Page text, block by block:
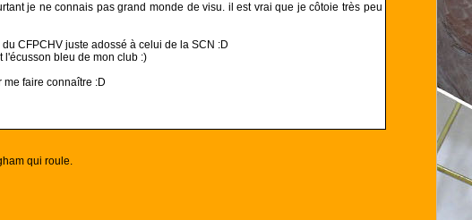
je ne connais pas grand monde de visu. il est vrai que je côtoie très peu
CFPCHV juste adossé à celui de la SCN :D
bleu de mon club :)
me faire connaître :D
qui roule.